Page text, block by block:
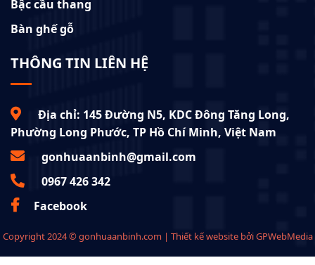
Bậc cầu thang
Bàn ghế gỗ
THÔNG TIN LIÊN HỆ
Địa chỉ: 145 Đường N5, KDC Đông Tăng Long,
Phường Long Phước, TP Hồ Chí Minh, Việt Nam
gonhuaanbinh@gmail.com
0967 426 342
Facebook
Copyright 2024 © gonhuaanbinh.com | Thiết kế website bởiGPWebMedia